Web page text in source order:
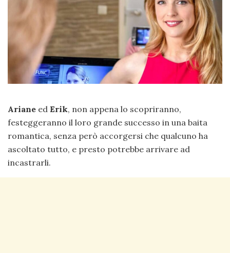
Ariane ed Erik, non appena lo scopriranno,
festeggeranno il loro grande successo in una baita
romantica, senza però accorgersi che qualcuno ha
ascoltato tutto, e presto potrebbe arrivare ad
incastrarli.